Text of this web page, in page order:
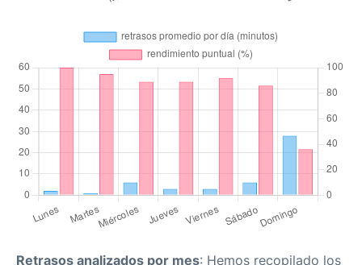
Retrasos analizados por mes: Hemos recopilado los